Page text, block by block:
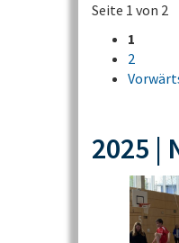
Seite 1 von 2
1
2
2025 |